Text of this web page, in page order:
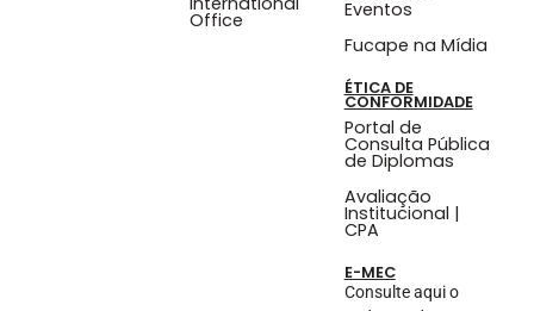
Office
Eventos
Fucape na Mídia
ÉTICA DE
CONFORMIDADE
Portal de
Consulta Pública
de Diplomas
Avaliação
Institucional |
CPA
E-MEC
Consulte aqui o